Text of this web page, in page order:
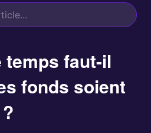
temps faut-il
fonds soient